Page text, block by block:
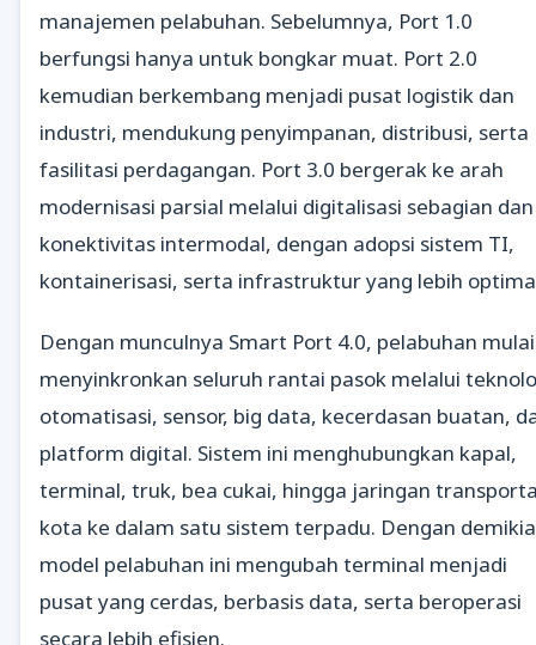
manajemen pelabuhan. Sebelumnya, Port 1.0
berfungsi hanya untuk bongkar muat. Port 2.0
kemudian berkembang menjadi pusat logistik dan
industri, mendukung penyimpanan, distribusi, serta
fasilitasi perdagangan. Port 3.0 bergerak ke arah
modernisasi parsial melalui digitalisasi sebagian dan
konektivitas intermodal, dengan adopsi sistem TI,
kontainerisasi, serta infrastruktur yang lebih
Dengan munculnya Smart Port 4.0, pelabuhan mulai
menyinkronkan seluruh rantai pasok melalui
otomatisasi, sensor, big data, kecerdasan buatan,
platform digital. Sistem ini menghubungkan kapal,
terminal, truk, bea cukai, hingga jaringan
kota ke dalam satu sistem terpadu. Dengan
model pelabuhan ini mengubah terminal menjadi
pusat yang cerdas, berbasis data, serta beroperasi
secara lebih efisien.